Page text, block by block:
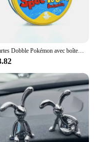
Cartes Dobble Pokémon avec boîte en métal pour enfants, Pikachu Spot It, jeu de société familial, sports rouges, animaux, vacances, camping, cadeaux